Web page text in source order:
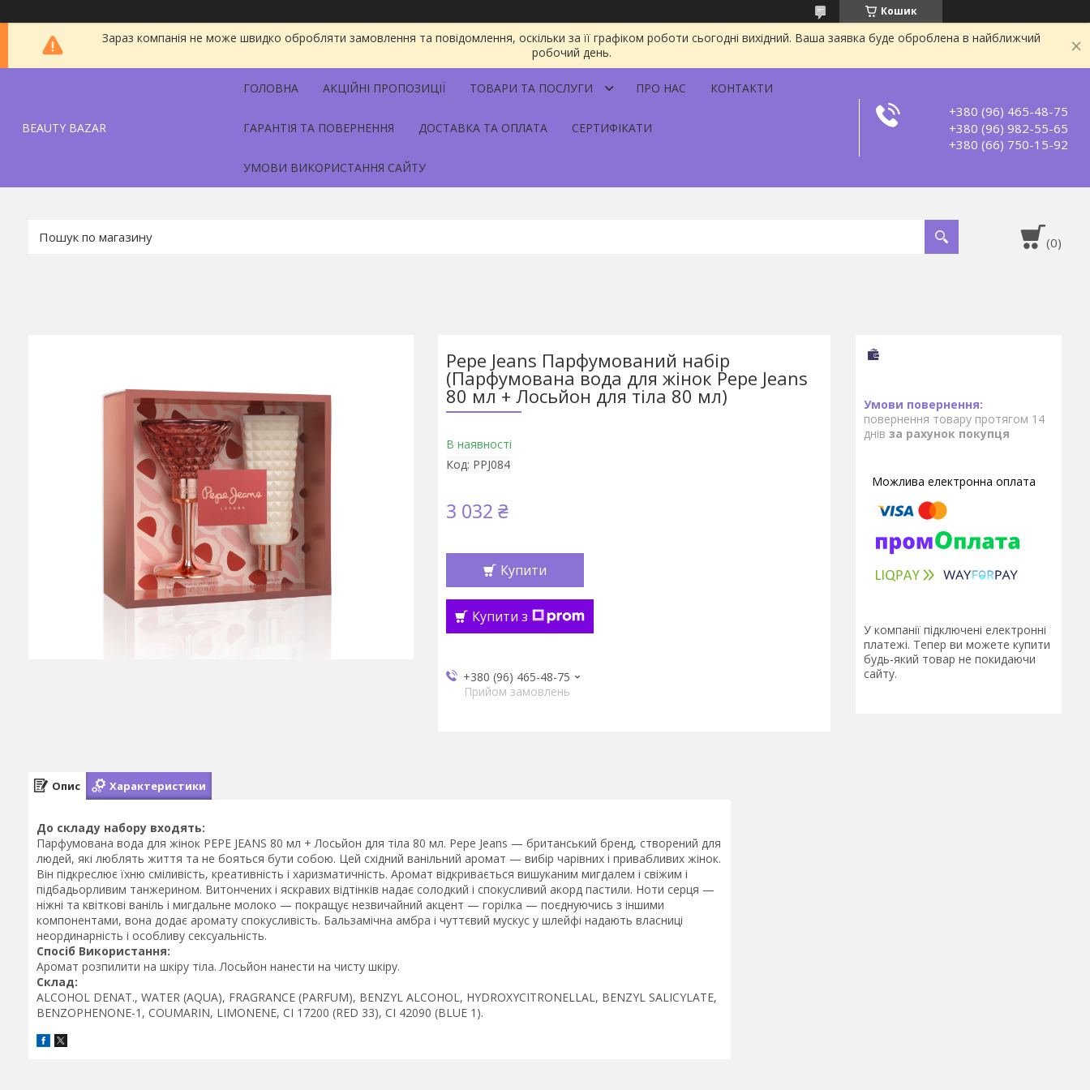
Кошик
Зараз компанія не може швидко обробляти замовлення та повідомлення, оскільки за її графіком роботи сьогодні вихідний. Ваша заявка буде оброблена в найближчий
робочий день.
BEAUTY BAZAR
ГОЛОВНА АКЦІЙНІ ПРОПОЗИЦІЇ ТОВАРИ ТА ПОСЛУГИ ПРО НАС КОНТАКТИ
ГАРАНТІЯ ТА ПОВЕРНЕННЯ ДОСТАВКА ТА ОПЛАТА СЕРТИФІКАТИ
УМОВИ ВИКОРИСТАННЯ САЙТУ
+380 (96) 465-48-75
+380 (96) 982-55-65
+380 (66) 750-15-92
Pepe Jeans Парфумований набір
(Парфумована вода для жінок Pepe Jeans
80 мл + Лосьйон для тіла 80 мл)
В наявності
Код: PPJ084
3 032 ₴
Купити
Купити з
+380 (96) 465-48-75
Прийом замовлень
повернення товару протягом 14
днів за рахунок покупця
У компанії підключені електронні
платежі. Тепер ви можете купити
будь-який товар не покидаючи
сайту.
Опис Характеристики
До складу набору входять:
Парфумована вода для жінок PEPE JEANS 80 мл + Лосьйон для тіла 80 мл. Pepe Jeans — британський бренд, створений для
людей, які люблять життя та не бояться бути собою. Цей східний ванільний аромат — вибір чарівних і привабливих жінок.
Він підкреслює їхню сміливість, креативність і харизматичність. Аромат відкривається вишуканим мигдалем і свіжим і
підбадьорливим танжерином. Витончених і яскравих відтінків надає солодкий і спокусливий акорд пастили. Ноти серця —
ніжні та квіткові ваніль і мигдальне молоко — покращує незвичайний акцент — горілка — поєднуючись з іншими
компонентами, вона додає аромату спокусливість. Бальзамічна амбра і чуттєвий мускус у шлейфі надають власниці
неординарність і особливу сексуальність.
Спосіб Використання:
Аромат розпилити на шкіру тіла. Лосьйон нанести на чисту шкіру.
Склад:
ALCOHOL DENAT., WATER (AQUA), FRAGRANCE (PARFUM), BENZYL ALCOHOL, HYDROXYCITRONELLAL, BENZYL SALICYLATE,
BENZOPHENONE-1, COUMARIN, LIMONENE, CI 17200 (RED 33), CI 42090 (BLUE 1).